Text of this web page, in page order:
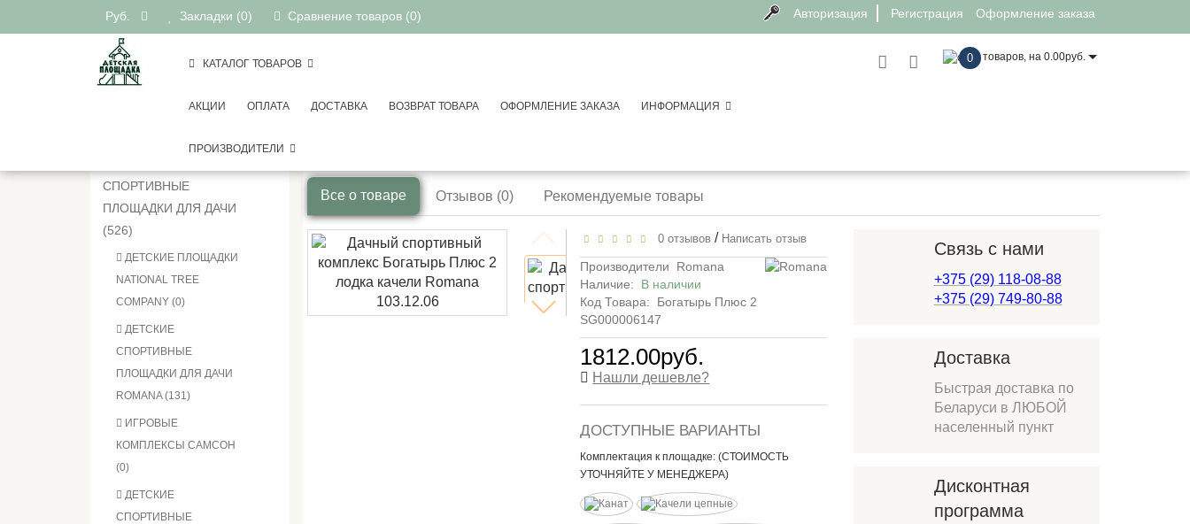
Руб. Закладки (0) Сравнение товаров (0) Авторизация Регистрация Оформление заказа
КАТАЛОГ ТОВАРОВ
АКЦИИ ОПЛАТА ДОСТАВКА ВОЗВРАТ ТОВАРА ОФОРМЛЕНИЕ ЗАКАЗА ИНФОРМАЦИЯ
ПРОИЗВОДИТЕЛИ
0 товаров, на 0.00руб.
СПОРТИВНЫЕ
ПЛОЩАДКИ ДЛЯ ДАЧИ
(526)
ДЕТСКИЕ ПЛОЩАДКИ
NATIONAL TREE
COMPANY (0)
ДЕТСКИЕ
СПОРТИВНЫЕ
ПЛОЩАДКИ ДЛЯ ДАЧИ
ROMANA (131)
ИГРОВЫЕ
КОМПЛЕКСЫ САМСОН
(0)
ДЕТСКИЕ
СПОРТИВНЫЕ
Детские спортивные площадки для дачи
Все о товаре Отзывов (0) Рекомендуемые товары
0 отзывов / Написать отзыв
Производители
Romana
Наличие: В наличии
Код Товара:
Богатырь Плюс 2
SG000006147
1812.00руб.
Нашли дешевле?
ДОСТУПНЫЕ ВАРИАНТЫ
Комплектация к площадке: (СТОИМОСТЬ
УТОЧНЯЙТЕ У МЕНЕДЖЕРА)
Связь с нами
+375 (29) 118-08-88
+375 (29) 749-80-88
Доставка
Быстрая доставка по
Беларуси в ЛЮБОЙ
населенный пункт
Дисконтная
программа